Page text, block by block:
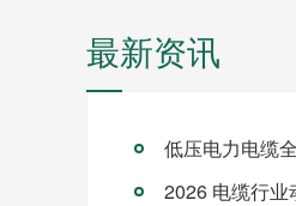
最新资讯
低压电力电缆
2026 电缆行